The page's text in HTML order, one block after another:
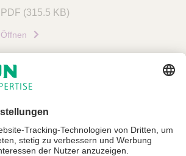
PDF (315.5 KB)
Öffnen